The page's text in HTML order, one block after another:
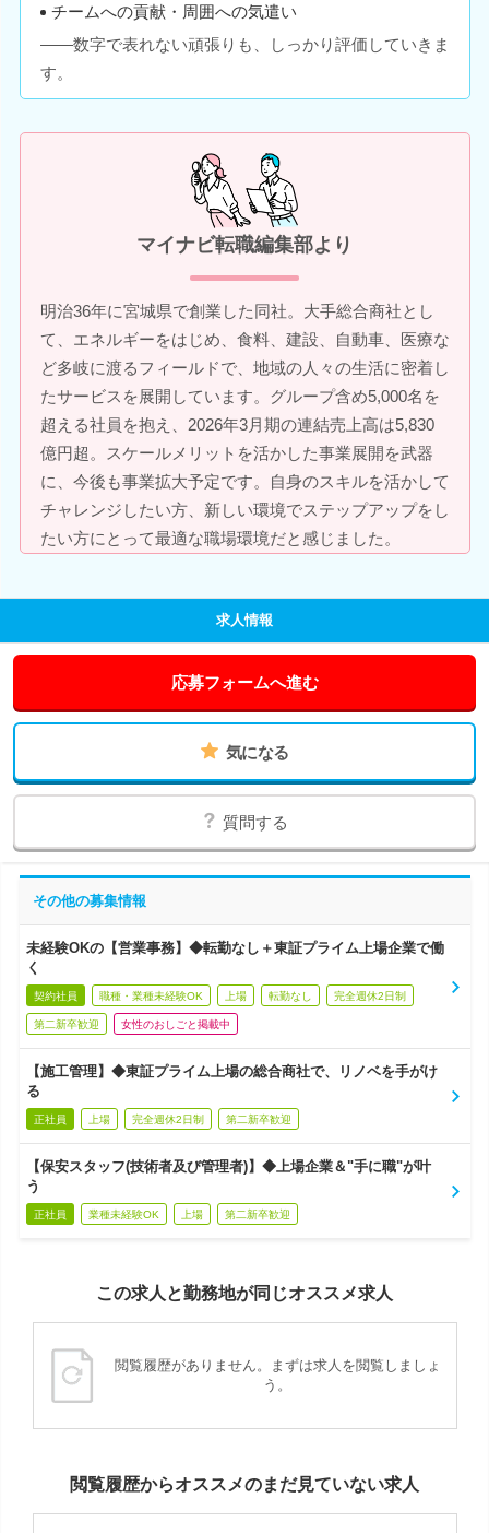
チームへの貢献・周囲への気遣い
――数字で表れない頑張りも、しっかり評価していきま
す。
マイナビ転職編集部より
明治36年に宮城県で創業した同社。大手総合商社とし
て、エネルギーをはじめ、食料、建設、自動車、医療な
ど多岐に渡るフィールドで、地域の人々の生活に密着し
たサービスを展開しています。グループ含め5,000名を
超える社員を抱え、2026年3月期の連結売上高は5,830
億円超。スケールメリットを活かした事業展開を武器
に、今後も事業拡大予定です。自身のスキルを活かして
チャレンジしたい方、新しい環境でステップアップをし
たい方にとって最適な職場環境だと感じました。
求人情報
応募フォームへ進む
気になる
質問する
その他の募集情報
未経験OKの【営業事務】◆転勤なし＋東証プライム上場企業で働
く
契約社員 職種・業種未経験OK 上場 転勤なし 完全週休2日制
第二新卒歓迎 女性のおしごと掲載中
【施工管理】◆東証プライム上場の総合商社で、リノベを手がけ
る
正社員 上場 完全週休2日制 第二新卒歓迎
【保安スタッフ(技術者及び管理者)】◆上場企業＆"手に職"が叶
う
正社員 業種未経験OK 上場 第二新卒歓迎
この求人と勤務地が同じオススメ求人
閲覧履歴がありません。まずは求人を閲覧しましょ
う。
閲覧履歴からオススメのまだ見ていない求人